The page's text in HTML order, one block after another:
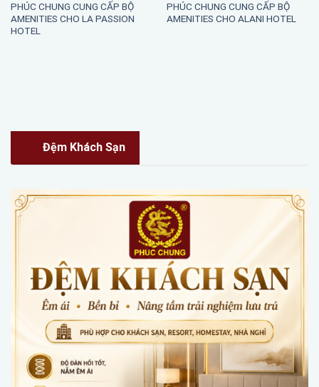
PHÚC CHUNG CUNG CẤP BỘ
AMENITIES CHO LA PASSION
HOTEL
PHÚC CHUNG CUNG CẤP BỘ
AMENITIES CHO ALANI HOTEL
Đệm Khách Sạn